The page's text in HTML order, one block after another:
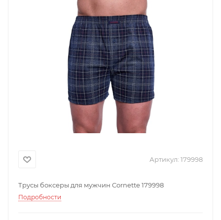
Артикул: 179998
Трусы боксеры для мужчин Cornette 179998
Подробности